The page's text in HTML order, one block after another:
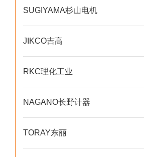
SUGIYAMA杉山电机
JIKCO吉高
RKC理化工业
NAGANO长野计器
TORAY东丽